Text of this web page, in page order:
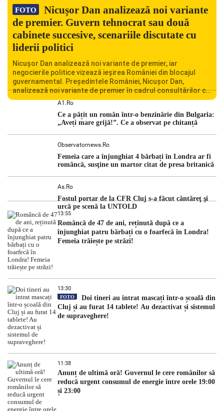
FOTO
Nicușor Dan analizează noi variante
de premier. Guvern tehnocrat sau două
cabinete succesive, scenariile discutate cu
liderii politici
Nicușor Dan analizează noi variante de premier, iar
negocierile politice vizează ieșirea României din blocajul
guvernamental. Președintele României, Nicușor Dan,
analizează noi variante de premier în cadrul consultărilor cu
liderii politici. Ciprian Ciucu vorbește despre scenariul unui
succesive. Nicușor Dan analizează noi variante de premier
România traversează […]
A1.ro
Ce a pățit un român într-o benzinărie din Bulgaria:
„Aveți mare grijă!”. Ce a observat pe chitanță
Observatornews.ro
Femeia care a înjunghiat 4 bărbați în Londra ar fi
româncă, susţine un martor citat de presa britanică
As.ro
Fostul portar de la CFR Cluj s-a făcut cântăreţ şi
urcă pe scenă la UNTOLD
13:55
Româncă de 47 de ani, reținută după ce a
înjunghiat patru bărbați cu o foarfecă în Londra!
Femeia trăiește pe străzi!
13:30
FOTO
Doi tineri au intrat mascați într-o școală din
Cluj și au furat 14 tablete! Au dezactivat și sistemul
de supraveghere!
11:38
Anunț de ultimă oră! Guvernul le cere românilor să
reducă urgent consumul de energie între orele 19:00
și 23:00